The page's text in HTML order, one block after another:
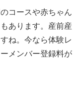
コースや赤ちゃん
あります。産前産
ね。今なら体験レ
メンバー登録料が